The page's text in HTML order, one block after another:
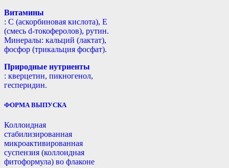
Витамины
: С (аскорбиновая кислота), Е
(смесь d-токоферолов), рутин.
Минералы: кальций (лактат),
фосфор (трикальция фосфат).
Природные нутриенты
: кверцетин, пикногенол,
гесперидин.
ФОРМА ВЫПУСКА
Коллоидная
стабилизированная
микроактивированная
суспензия (коллоидная
фитоформула) во флаконе